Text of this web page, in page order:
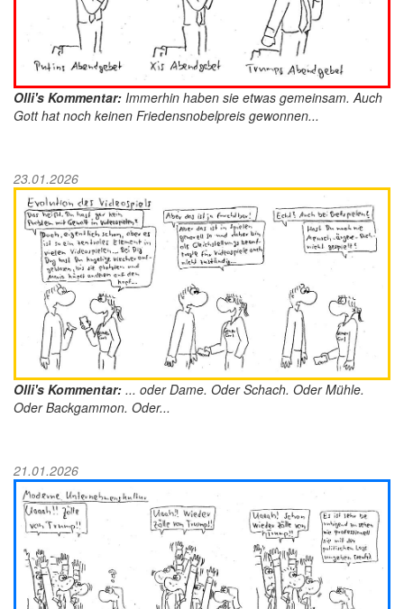
Olli's Kommentar: Immerhin haben sie etwas gemeinsam. Auch
Gott hat noch keinen Friedensnobelpreis gewonnen...
23.01.2026
Olli's Kommentar: ... oder Dame. Oder Schach. Oder Mühle.
Oder Backgammon. Oder...
21.01.2026